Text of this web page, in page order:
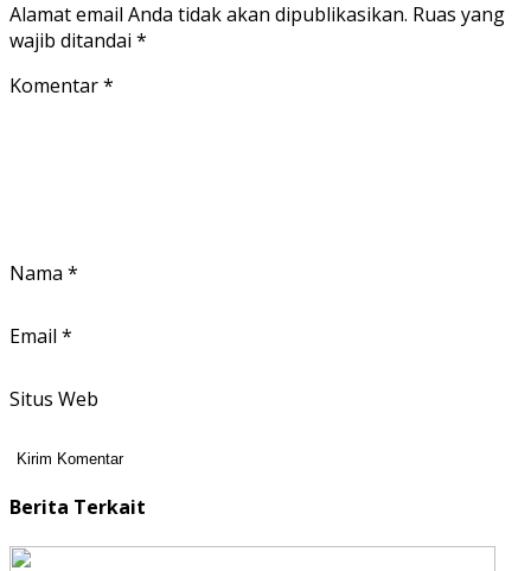
Alamat email Anda tidak akan dipublikasikan. Ruas yang
wajib ditandai *
Komentar*
Nama *
Email *
Situs Web
Berita Terkait